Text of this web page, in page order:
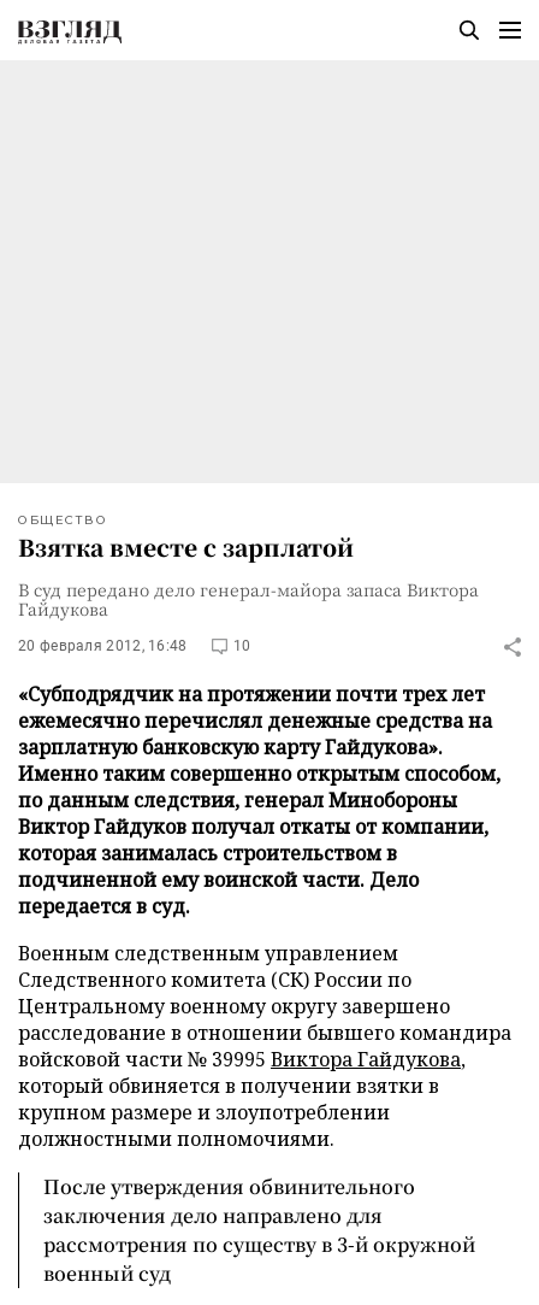
ОБЩЕСТВО
Взятка вместе с зарплатой
В суд передано дело генерал-майора запаса Виктора
Гайдукова
20 февраля 2012, 16:48 10
«Субподрядчик на протяжении почти трех лет
ежемесячно перечислял денежные средства на
зарплатную банковскую карту Гайдукова».
Именно таким совершенно открытым способом,
по данным следствия, генерал Минобороны
Виктор Гайдуков получал откаты от компании,
которая занималась строительством в
подчиненной ему воинской части. Дело
передается в суд.
Военным следственным управлением
Следственного комитета (СК) России по
Центральному военному округу завершено
расследование в отношении бывшего командира
войсковой части № 39995 Виктора Гайдукова,
который обвиняется в получении взятки в
крупном размере и злоупотреблении
должностными полномочиями.
После утверждения обвинительного
заключения дело направлено для
рассмотрения по существу в 3-й окружной
военный суд